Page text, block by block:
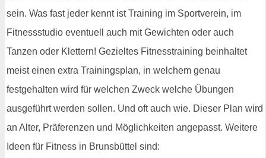
sein. Was fast jeder kennt ist Training im Sportverein, im
Fitnessstudio eventuell auch mit Gewichten oder auch
Tanzen oder Klettern! Gezieltes Fitnesstraining beinhaltet
meist einen extra Trainingsplan, in welchem genau
festgehalten wird für welchen Zweck welche Übungen
ausgeführt werden sollen. Und oft auch wie. Dieser Plan wird
an Alter, Präferenzen und Möglichkeiten angepasst. Weitere
Ideen für Fitness in Brunsbüttel sind: